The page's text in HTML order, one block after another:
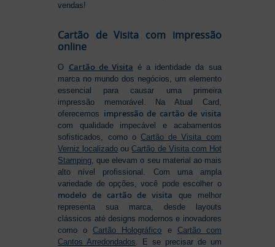
vendas!
Cartão de Visita com impressão
online
O Cartão de Visita é a identidade da sua
marca no mundo dos negócios, um elemento
essencial para causar uma primeira
impressão memorável. Na Atual Card,
oferecemos impressão de cartão de visita
com qualidade impecável e acabamentos
sofisticados, como o Cartão de Visita com
Verniz localizado ouCartão de Visita com Hot
Stamping , que elevam o seu material ao mais
alto nível profissional. Com uma ampla
variedade de opções, você pode escolher o
modelo de cartão de visita que melhor
representa sua marca, desde layouts
clássicos até designs modernos e inovadores
como oCartão Holográfico e Cartão com
Cantos Arredondados . E se precisar de um